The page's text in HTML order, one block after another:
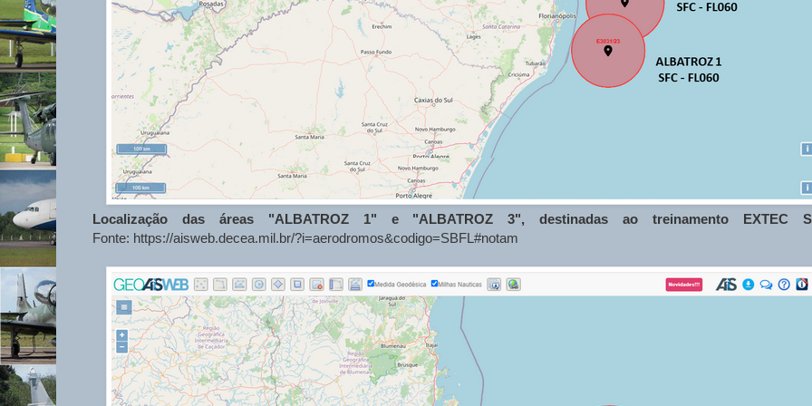
Localização das áreas "ALBATROZ 1" e "ALBATROZ 3", destinadas ao treinamento EXTEC
Fonte: https://aisweb.decea.mil.br/?i=aerodromos&codigo=SBFL#notam